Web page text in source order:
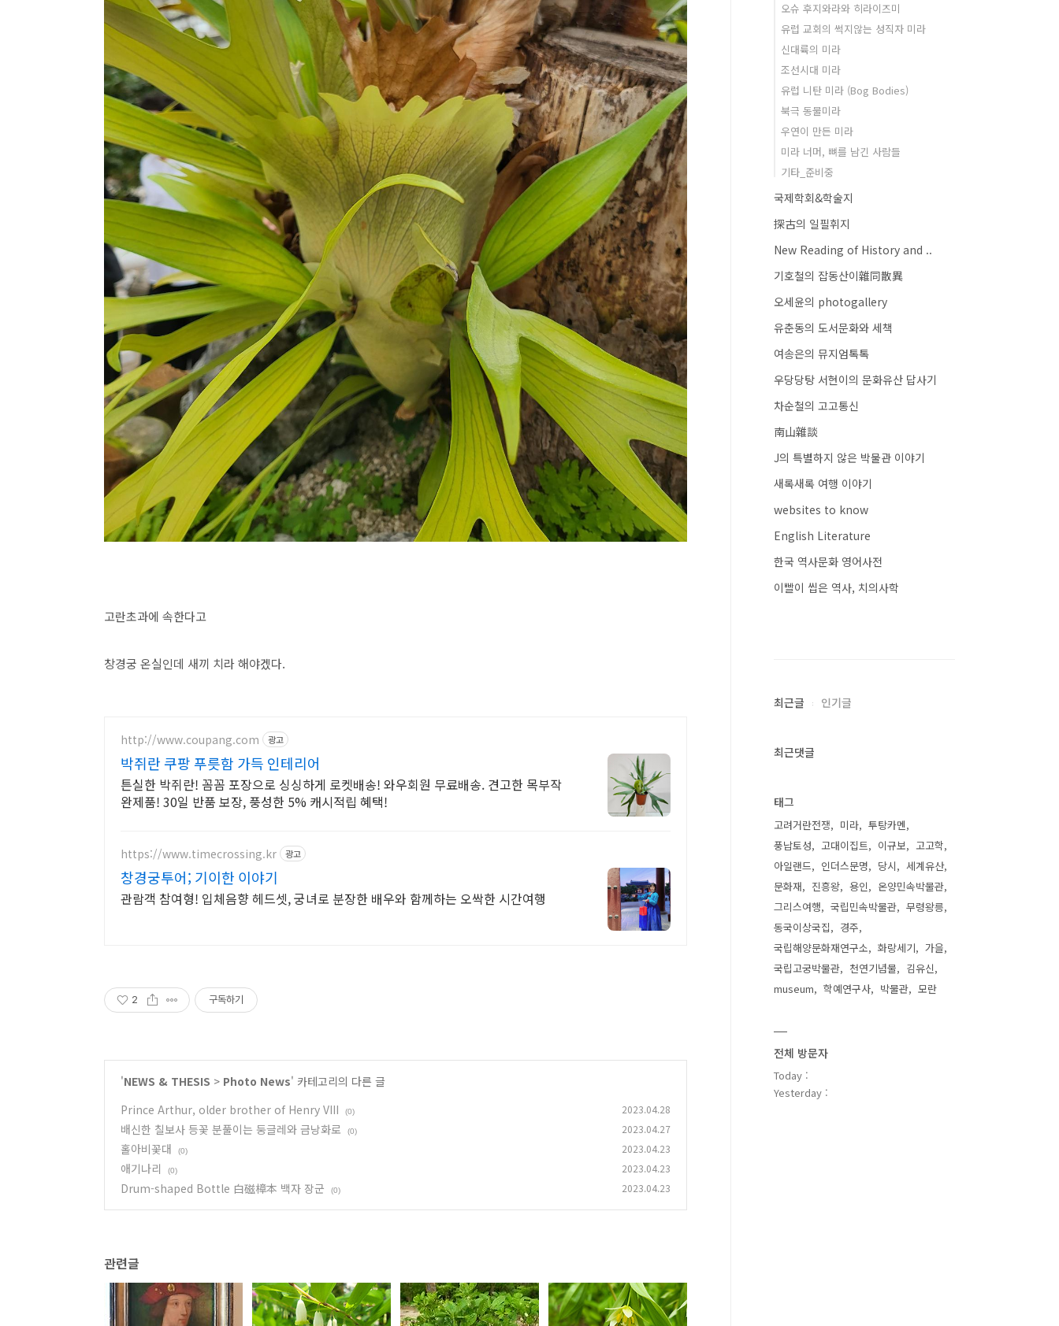
고란초과에 속한다고
창경궁 온실인데 새끼 치라 해야겠다.
http://www.coupang.com 광고
박쥐란 쿠팡 푸릇함 가득 인테리어
튼실한 박쥐란! 꼼꼼 포장으로 싱싱하게 로켓배송! 와우회원 무료배송. 견고한 목부작
완제품! 30일 반품 보장, 풍성한 5% 캐시적립 혜택!
https://www.timecrossing.kr 광고
창경궁투어; 기이한 이야기
관람객 참여형! 입체음향 헤드셋, 궁녀로 분장한 배우와 함께하는 오싹한 시간여행
2 구독하기
'NEWS & THESIS > Photo News' 카테고리의 다른 글
Prince Arthur, older brother of Henry VIII
(0) 2023.04.28
배신한 칠보사 등꽃 분풀이는 둥글레와 금낭화로 (0) 2023.04.27
홀아비꽃대 (0) 2023.04.23
애기나리 (0) 2023.04.23
Drum-shaped Bottle 白磁樟本 백자 장군 (0) 2023.04.23
관련글
오슈 후지와라와 히라이즈미
유럽 교회의 썩지않는 성직자 미라
신대륙의 미라
조선시대 미라
유럽 니탄 미라 (Bog Bodies)
북극 동물미라
우연이 만든 미라
미라 너머, 뼈를 남긴 사람들
기타_준비중
국제학회&학술지
探古의 일필휘지
New Reading of History and ..
기호철의 잡동산이雜同散異
오세윤의 photogallery
유춘동의 도서문화와 세책
여송은의 뮤지엄톡톡
우당당탕 서현이의 문화유산 답사기
차순철의 고고통신
南山雜談
J의 특별하지 않은 박물관 이야기
새록새록 여행 이야기
websites to know
English Literature
한국 역사문화 영어사전
이빨이 씹은 역사, 치의사학
최근글 인기글
최근댓글
태그
고려거란전쟁 미라
투탕카멘
풍납토성
고대이집트 이규보
고고학
아일랜드
인더스문명 당시
세계유산
문화재
진흥왕 용인
온양민속박물관
그리스여행
국립민속박물관
무령왕릉
동국이상국집
경주
국립해양문화재연구소
화랑세기
가을
국립고궁박물관
천연기념물
김유신
museum
학예연구사 박물관 모란
전체 방문자
Today :
Yesterday :